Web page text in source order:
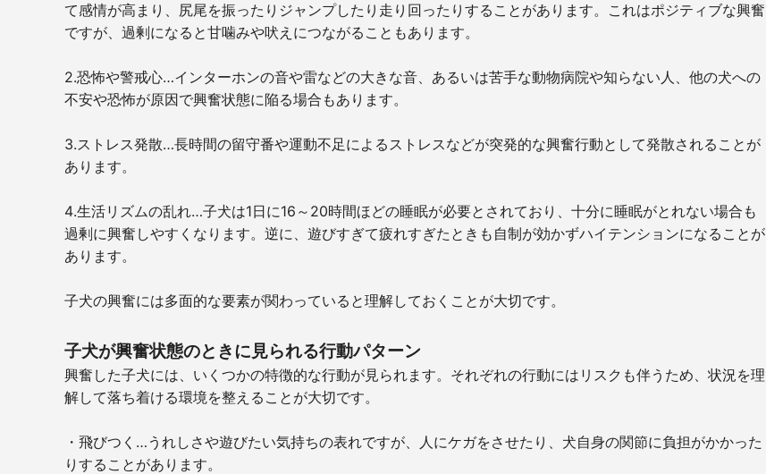
て感情が高まり、尻尾を振ったりジャンプしたり走り回ったりすることがあります。これはポジティブな興奮
ですが、過剰になると甘噛みや吠えにつながることもあります。
2.恐怖や警戒心…インターホンの音や雷などの大きな音、あるいは苦手な動物病院や知らない人、他の犬への
不安や恐怖が原因で興奮状態に陥る場合もあります。
3.ストレス発散…長時間の留守番や運動不足によるストレスなどが突発的な興奮行動として発散されることが
あります。
4.生活リズムの乱れ…子犬は1日に16～20時間ほどの睡眠が必要とされており、十分に睡眠がとれない場合も
過剰に興奮しやすくなります。逆に、遊びすぎて疲れすぎたときも自制が効かずハイテンションになることが
あります。
子犬の興奮には多面的な要素が関わっていると理解しておくことが大切です。
子犬が興奮状態のときに見られる行動パターン
興奮した子犬には、いくつかの特徴的な行動が見られます。それぞれの行動にはリスクも伴うため、状況を理
解して落ち着ける環境を整えることが大切です。
・飛びつく…うれしさや遊びたい気持ちの表れですが、人にケガをさせたり、犬自身の関節に負担がかかった
りすることがあります。